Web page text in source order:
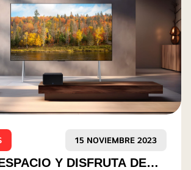
27 OCTUBRE 2023
GAMING: ¿CUÁLES